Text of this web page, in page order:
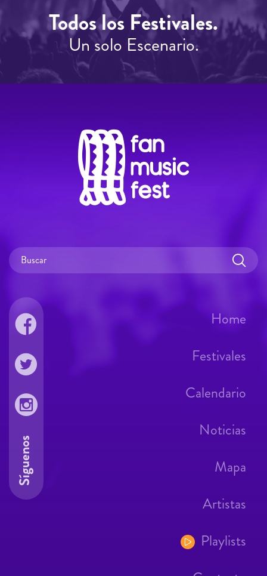
Todos los Festivales.
Un solo Escenario.
Home
Festivales
Calendario
Noticias
Mapa
Artistas
Playlists
Síguenos